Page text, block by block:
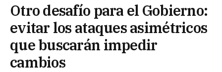
Otro desafío para el Gobierno:
evitar los ataques asimétricos
que buscarán impedir
cambios